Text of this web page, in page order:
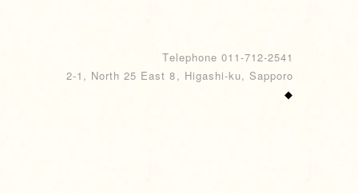
Telephone 011-712-2541
2-1, North 25 East 8, Higashi-ku, Sapporo
◆